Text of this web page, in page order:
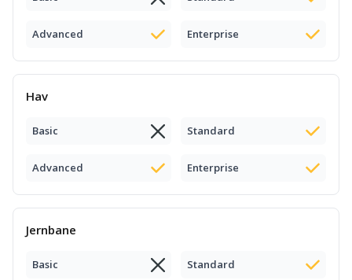
Advanced Enterprise
Hav
Basic Standard
Advanced Enterprise
Jernbane
Basic Standard